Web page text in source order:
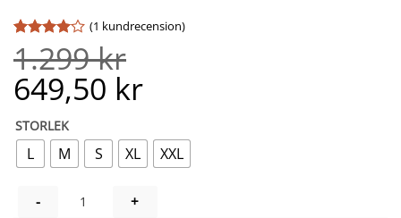
Betygsatt
4av 5
baserat
på
1
kundrecension
(1 kundrecension)
1.299kr
649,50 kr
STORLEK
L M S XL XXL
STRETCHIG JEANSKLÄNNING NED BÄLTE MÄNGD